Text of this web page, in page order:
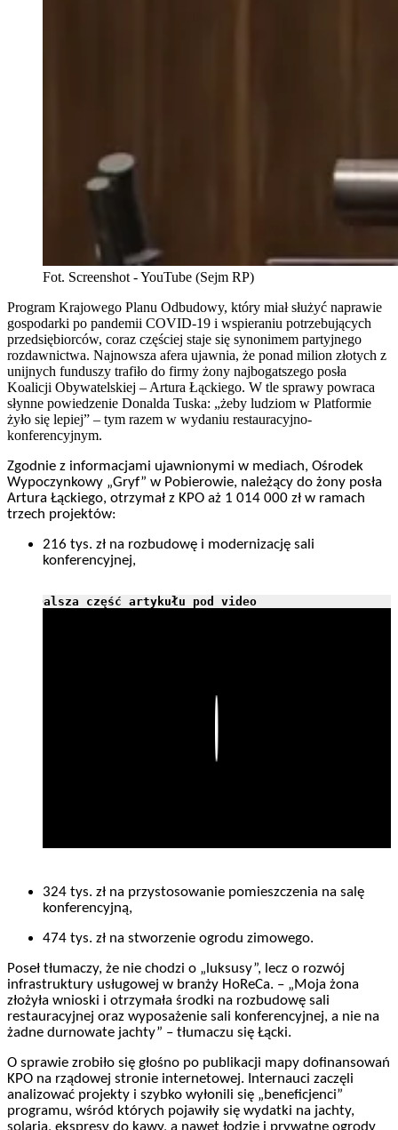
Fot. Screenshot - YouTube (Sejm RP)
Program Krajowego Planu Odbudowy, który miał służyć naprawie
gospodarki po pandemii COVID-19 i wspieraniu potrzebujących
przedsiębiorców, coraz częściej staje się synonimem partyjnego
rozdawnictwa. Najnowsza afera ujawnia, że ponad milion złotych z
unijnych funduszy trafiło do firmy żony najbogatszego posła
Koalicji Obywatelskiej – Artura Łąckiego. W tle sprawy powraca
słynne powiedzenie Donalda Tuska: „żeby ludziom w Platformie
żyło się lepiej” – tym razem w wydaniu restauracyjno-
konferencyjnym.
Zgodnie z informacjami ujawnionymi w mediach, Ośrodek
Wypoczynkowy „Gryf” w Pobierowie, należący do żony posła
Artura Łąckiego, otrzymał z KPO aż 1 014 000 zł w ramach
trzech projektów:
216 tys. zł na rozbudowę i modernizację sali
konferencyjnej,
Dalsza część artykułu pod video
324 tys. zł na przystosowanie pomieszczenia na salę
konferencyjną,
474 tys. zł na stworzenie ogrodu zimowego.
Poseł tłumaczy, że nie chodzi o „luksusy”, lecz o rozwój
infrastruktury usługowej w branży HoReCa. – „Moja żona
złożyła wnioski i otrzymała środki na rozbudowę sali
restauracyjnej oraz wyposażenie sali konferencyjnej, a nie na
żadne durnowate jachty” – tłumaczu się Łącki.
O sprawie zrobiło się głośno po publikacji mapy dofinansowań
KPO na rządowej stronie internetowej. Internauci zaczęli
analizować projekty i szybko wyłonili się „beneficjenci”
programu, wśród których pojawiły się wydatki na jachty,